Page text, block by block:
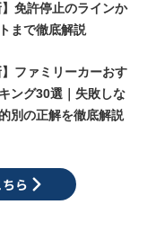
】免許停止のラインか
まで徹底解説
】ファミリーカーおす
ング30選｜失敗しな
別の正解を徹底解説
ら